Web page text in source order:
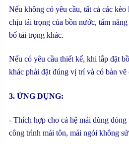
Nếu không có yêu cầu, tất cả các
chịu tải trọng của bồn nước, tấm
bố tải trọng khác.
Nếu có yêu cầu thiết kế, khi lắp đặt
khác phải đặt đúng vị trí và có bản
3. ỨNG DỤNG:
- Thích hợp cho cá hệ mái dùng đóng
công trình mái tôn, mái ngói không